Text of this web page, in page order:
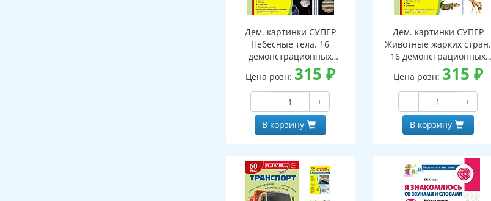
Дем. картинки СУПЕР
Небесные тела. 16
демонстрационных
картинок с текстом В
ПАПКЕ (173х220 мм)
Цена розн: 315 ₽
−
+
В корзину
Дем. картинки СУПЕР
Животные жарких стран.
16 демонстрационных
картинок с текстом В
ПАПКЕ (173х220 мм)
Цена розн: 315 ₽
−
+
В корзину